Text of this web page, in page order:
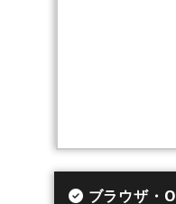
ブラウザ・